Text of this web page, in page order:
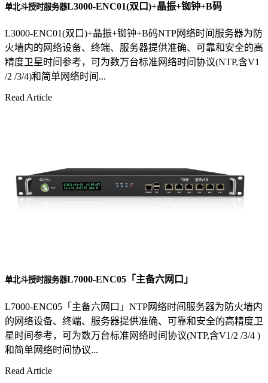
单北斗授时服务器L3000-ENC01(双口)+晶振+铷钟+B码
L3000-ENC01(双口)+晶振+铷钟+B码NTP网络时间服务器为防
火墙内的网络设备、终端、服务器提供准确、可靠和安全的高
精度卫星时间参考，可为数万台标准网络时间协议(NTP,含V1
/2 /3/4)和简单网络时间...
Read Article
单北斗授时服务器L7000-ENC05「主备六网口」
L7000-ENC05「主备六网口」NTP网络时间服务器为防火墙内
的网络设备、终端、服务器提供准确、可靠和安全的高精度卫
星时间参考，可为数万台标准网络时间协议(NTP,含V1/2 /3/4 )
和简单网络时间协议...
Read Article